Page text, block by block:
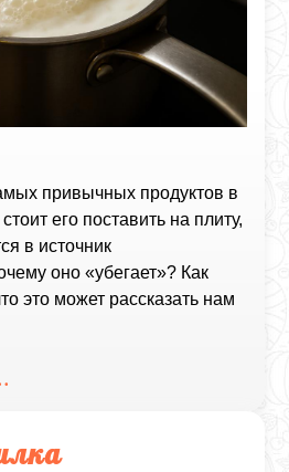
привычных продуктов в
его поставить на плиту,
в источник
оно «убегает»? Как
это может рассказать нам